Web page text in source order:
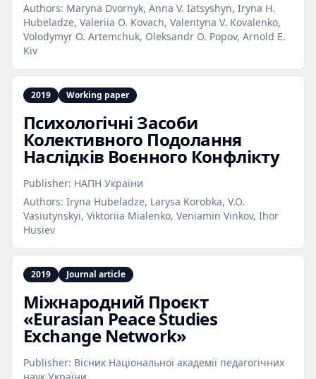
Authors: Maryna Dvornyk, Anna V. Iatsyshyn, Iryna H.
Hubeladze, Valeriia O. Kovach, Valentyna V. Kovalenko,
Volodymyr O. Artemchuk, Oleksandr O. Popov, Arnold E.
Kiv
2019 Working paper
Психологічні Засоби
Колективного Подолання
Наслідків Воєнного Конфлікту
Publisher: НАПН України
Authors: Iryna Hubeladze, Larysa Korobka, V.O.
Vasiutynskyi, Viktoriia Mialenko, Veniamin Vinkov, Ihor
Husiev
2019 Journal article
Міжнародний Проєкт
«Eurasian Peace Studies
Exchange Network»
Publisher: Вісник Національної академії педагогічних